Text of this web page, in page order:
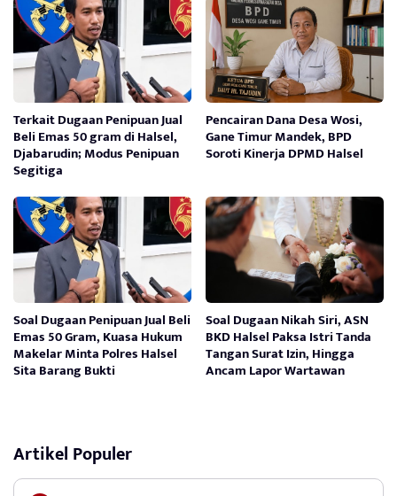
Terkait Dugaan Penipuan Jual
Beli Emas 50 gram di Halsel,
Djabarudin; Modus Penipuan
Segitiga
Pencairan Dana Desa Wosi,
Gane Timur Mandek, BPD
Soroti Kinerja DPMD Halsel
Soal Dugaan Penipuan Jual Beli
Emas 50 Gram, Kuasa Hukum
Makelar Minta Polres Halsel
Sita Barang Bukti
Soal Dugaan Nikah Siri, ASN
BKD Halsel Paksa Istri Tanda
Tangan Surat Izin, Hingga
Ancam Lapor Wartawan
Artikel Populer